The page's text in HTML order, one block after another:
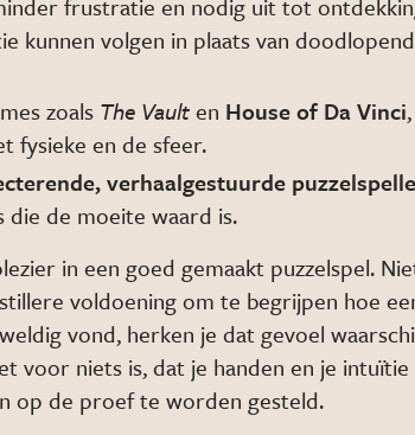
frustratie en nodig uit tot
kunnen volgen in plaats van
zoals The Vaulten House of Da Vinci
fysieke en de sfeer.
verhaalgestuurde
die de moeite waard is.
in een goed gemaakt puzzelspel.
voldoening om te begrijpen hoe
vond, herken je dat gevoel
voor niets is, dat je handen en je intuïtie
op de proef te worden gesteld.